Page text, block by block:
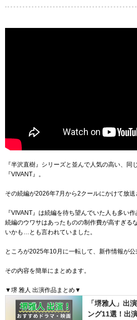
『半沢直樹』シリーズと並んで人気の高い、同
『VIVANT』。
その続編が2026年7月から2クールにかけて放送
『VIVANT』は続編を待ち望んでいた人も多い作
続編のウワサはあったものの制作費が高すぎる
いかも…とも言われていました。
ところが2025年10月に一転して、新作情報が公
その内容を簡単にまとめます。
▼堺 雅人 出演作品まとめ▼
「堺雅人」出
ング11選！出